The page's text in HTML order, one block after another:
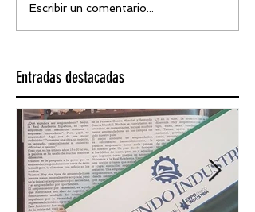
Escribir un comentario...
Entradas destacadas